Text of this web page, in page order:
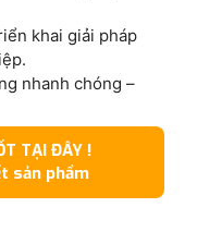
khai giải pháp
nhanh chóng –
TẠI ĐÂY !
sản phẩm